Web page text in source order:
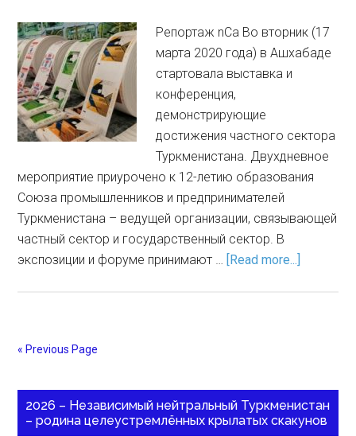
Репортаж nCa Во вторник (17
марта 2020 года) в Ашхабаде
стартовала выставка и
конференция,
демонстрирующие
достижения частного сектора
Туркменистана. Двухдневное
мероприятие приурочено к 12-летию образования
Союза промышленников и предпринимателей
Туркменистана – ведущей организации, связывающей
частный сектор и государственный сектор. В
экспозиции и форуме принимают … [Read more...]
« Previous Page
2026 – Независимый нейтральный Туркменистан
– родина целеустремлённых крылатых скакунов